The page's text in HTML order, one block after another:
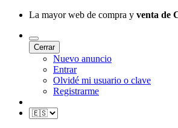
La mayor web de compra y venta de
Cerrar
Nuevo anuncio
Entrar
Olvidé mi usuario o clave
Registrarme